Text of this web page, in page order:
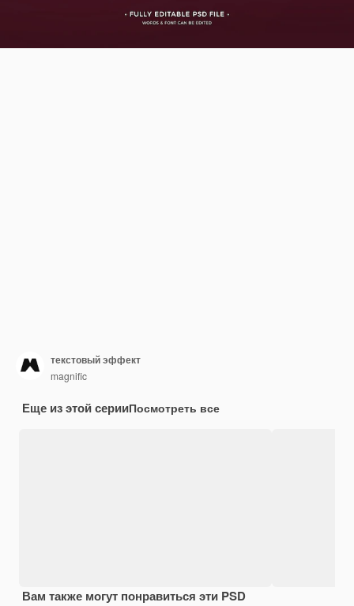
текстовый эффект
magnific
Еще из этой серииПосмотреть все
Вам также могут понравиться эти PSD